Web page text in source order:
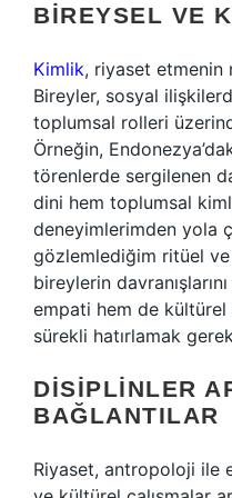
BIREYSEL VE
Kimlik, riyaset etmenin
Bireyler, sosyal
toplumsal rolleri
Örneğin,
törenlerde sergilenen
dini hem toplumsal
deneyimlerimden yola
gözlemlediğim ritüel
bireylerin
empati hem de kültürel
sürekli hatırlamak
DISIPLINLER
BAĞLANTILAR
Riyaset, antropoloji ile